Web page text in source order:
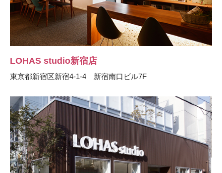
LOHAS studio新宿店
東京都新宿区新宿4-1-4 新宿南口ビル7F